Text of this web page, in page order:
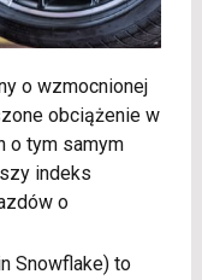
o wzmocnionej
obciążenie w
o tym samym
indeks
o
Snowflake) to